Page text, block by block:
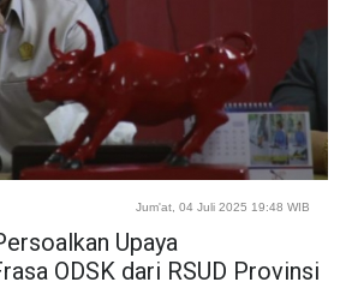
Jum'at, 04 Juli 2025 19:48 WIB
Upaya
ODSK dari RSUD Provinsi